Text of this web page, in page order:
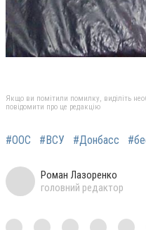
Якщо ви помітили помилку, виділіть
повідомити про це редакцію
#ООС #ВСУ #Донбасс
Роман Лазоренко
головний редактор